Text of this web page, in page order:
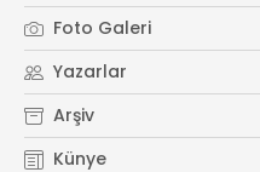
Foto Galeri
Yazarlar
Arşiv
Künye